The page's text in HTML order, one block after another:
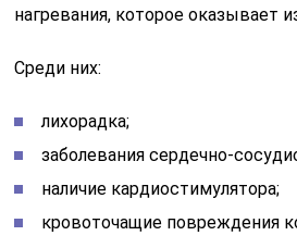
нагревания, которое оказывает
Среди них:
лихорадка;
заболевания сердечно-
наличие кардиостимулятора;
кровоточащие повреждения